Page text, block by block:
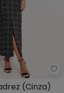
em
(Cinza)